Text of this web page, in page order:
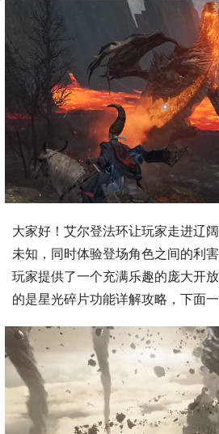
大家好！艾尔登法环让玩家走进辽
未知，同时体验登场角色之间的利
玩家提供了一个充满乐趣的庞大开
的是星光碎片功能详解攻略，下面一